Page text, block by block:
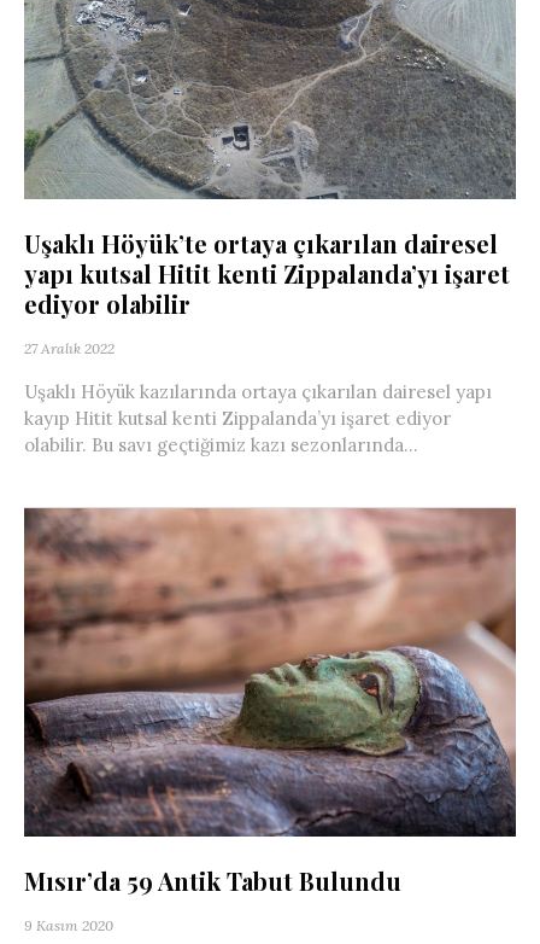
Uşaklı Höyük’te ortaya çıkarılan dairesel
yapı kutsal Hitit kenti Zippalanda’yı işaret
ediyor olabilir
27 Aralık 2022
Uşaklı Höyük kazılarında ortaya çıkarılan dairesel yapı
kayıp Hitit kutsal kenti Zippalanda’yı işaret ediyor
olabilir. Bu savı geçtiğimiz kazı sezonlarında...
Mısır’da 59 Antik Tabut Bulundu
9 Kasım 2020